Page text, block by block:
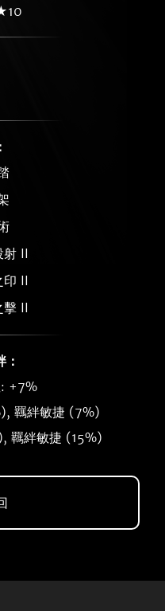
射 II
印 II
擊 II
+7%
羈絆敏捷 (7%)
羈絆敏捷 (15%)